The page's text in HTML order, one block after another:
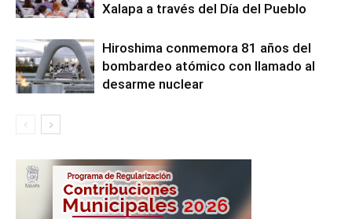
Xalapa a través del Día del Pueblo
Hiroshima conmemora 81 años del
bombardeo atómico con llamado al
desarme nuclear